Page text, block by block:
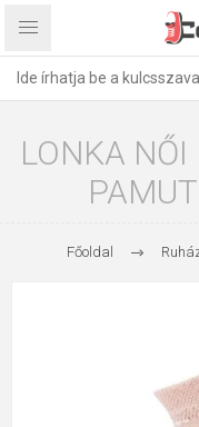
LONKA
Főoldal